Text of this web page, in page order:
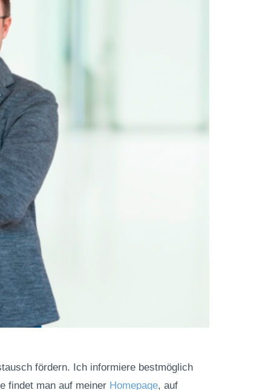
fördern. Ich informiere bestmöglich
findet man auf meiner Homepage, auf